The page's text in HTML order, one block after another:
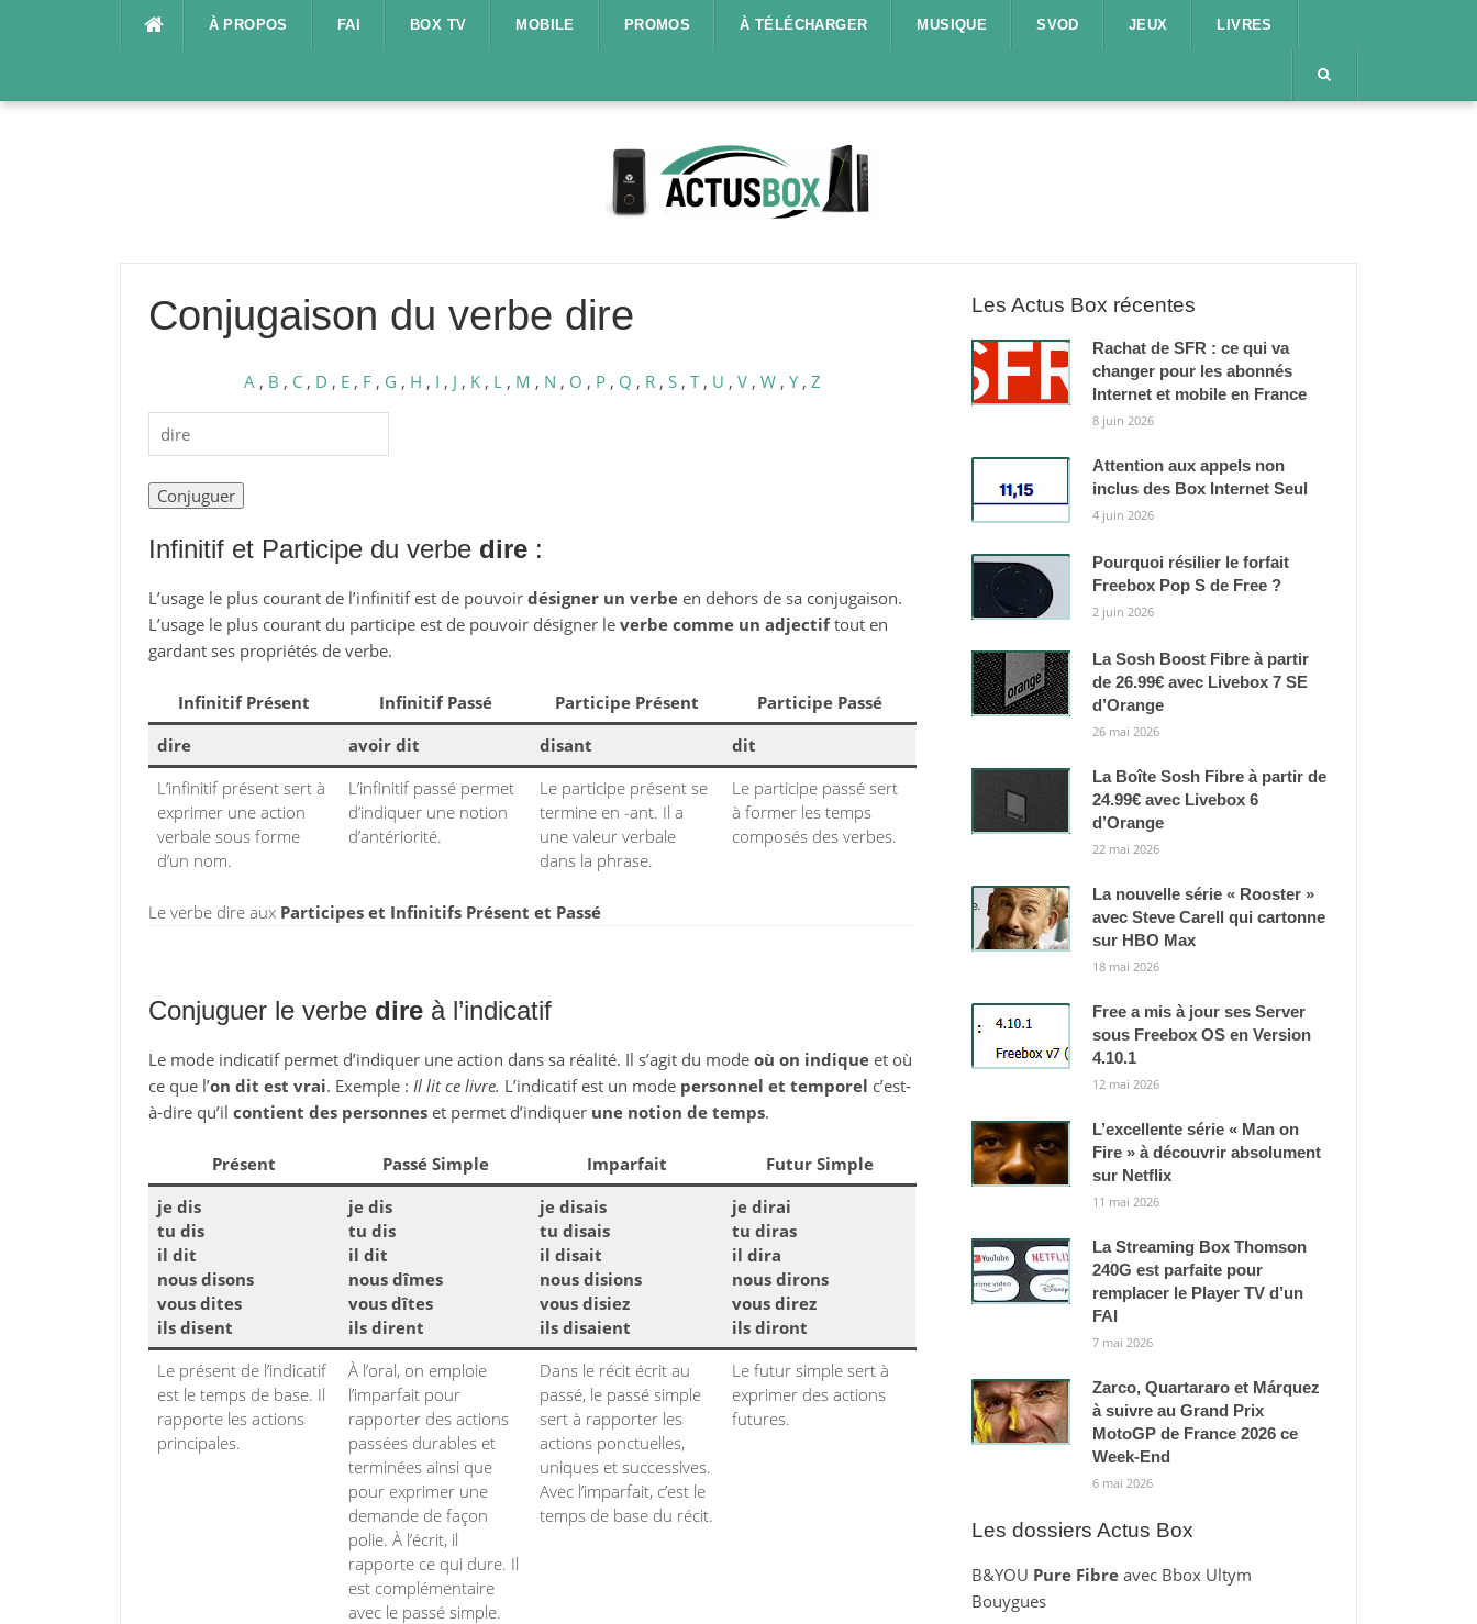
À PROPOS FAI BOX TV MOBILE PROMOS À TÉLÉCHARGER MUSIQUE SVOD JEUX LIVRES
Conjugaison du verbe dire
A, B , C, D , E, F, G , H , I , J , K, L, M , N , O , P, Q , R, S, T, U , V, W, Y, Z
Infinitif et Participe du verbe dire:
L’usage le plus courant de l’infinitif est de pouvoir désigner un verbeen dehors de sa conjugaison.
L’usage le plus courant du participe est de pouvoir désigner le verbe comme un adjectiftout en
gardant ses propriétés de verbe.
Infinitif Présent Infinitif Passé Participe Présent
Participe Passé
dire
avoir dit disant
dit
L’infinitif présent sert à
exprimer une action
verbale sous forme
d’un nom.
L’infinitif passé permet
d’indiquer une notion
d’antériorité.
Le participe présent se
termine en -ant. Il a
une valeur verbale
dans la phrase.
Le participe passé sert
à former les temps
composés des verbes.
Le verbe dire aux Participes et Infinitifs Présent et Passé
Conjuguer le verbe direà l’indicatif
Le mode indicatif permet d’indiquer une action dans sa réalité. Il s’agit du mode où on indiqueet où
ce que l’on dit est vrai. Exemple : Il lit ce livre. L’indicatif est un mode personnel et temporel c’est-
à-dire qu’il contient des personneset permet d’indiquer une notion de temps.
Présent Passé Simple Imparfait
Futur Simple
je dis
tu dis
il dit
nous disons
vous dites
ils disent
je dis
tu dis
il dit
nous dîmes
vous dîtes
ils dirent
je disais
tu disais
il disait
nous disions
vous disiez
ils disaient
je dirai
tu diras
il dira
nous dirons
vous direz
ils diront
Le présent de l’indicatif
est le temps de base. Il
rapporte les actions
principales.
À l’oral, on emploie
l’imparfait pour
rapporter des actions
passées durables et
terminées ainsi que
pour exprimer une
demande de façon
polie. À l’écrit, il
rapporte ce qui dure. Il
est complémentaire
avec le passé simple.
Dans le récit écrit au
passé, le passé simple
sert à rapporter les
actions ponctuelles,
uniques et successives.
Avec l’imparfait, c’est le
temps de base du récit.
Le futur simple sert à
exprimer des actions
futures.
Les Actus Box récentes
Rachat de SFR : ce qui va
changer pour les abonnés
Internet et mobile en France
8 juin 2026
Attention aux appels non
inclus des Box Internet Seul
4 juin 2026
Pourquoi résilier le forfait
Freebox Pop S de Free ?
2 juin 2026
La Sosh Boost Fibre à partir
de 26.99€ avec Livebox 7 SE
d’Orange
26 mai 2026
La Boîte Sosh Fibre à partir de
24.99€ avec Livebox 6
d’Orange
22 mai 2026
La nouvelle série « Rooster »
avec Steve Carell qui cartonne
sur HBO Max
18 mai 2026
Free a mis à jour ses Server
sous Freebox OS en Version
4.10.1
12 mai 2026
L’excellente série « Man on
Fire » à découvrir absolument
sur Netflix
11 mai 2026
La Streaming Box Thomson
240G est parfaite pour
remplacer le Player TV d’un
FAI
7 mai 2026
Zarco, Quartararo et Márquez
à suivre au Grand Prix
MotoGP de France 2026 ce
Week-End
6 mai 2026
Les dossiers Actus Box
B&YOU Pure Fibreavec Bbox Ultym
Bouygues